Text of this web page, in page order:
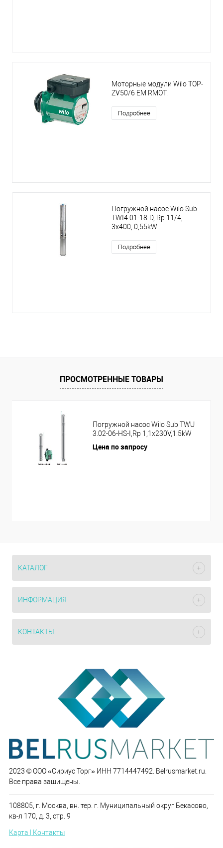
Моторные модули Wilo TOP-
ZV50/6 EM RMOT.
Подробнее
Погружной насос Wilo Sub
TWI4.01-18-D, Rp 11/4,
3x400, 0,55kW
Подробнее
ПРОСМОТРЕННЫЕ ТОВАРЫ
Погружной насос Wilo Sub TWU
3.02-06-HS-I,Rp 1,1x230V,1.5kW
Цена по запросу
КАТАЛОГ
ИНФОРМАЦИЯ
КОНТАКТЫ
2023 © ООО «Сириус Торг» ИНН 7714447492. Belrusmarket.ru.
Все права защищены.
108805, г. Москва, вн. тер. г. Муниципальный округ Бекасово,
кв-л 170, д. 3, стр. 9
Карта | Контакты